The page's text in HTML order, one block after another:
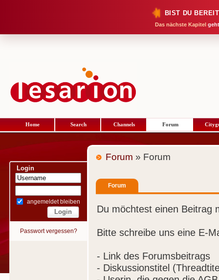
BIST DU
Das nächste Kapitel
Home Search Channels Forum
Login
angemeldet bleiben
Passwort vergessen?
Forum » Forum
Forum
Du möchtest einen Beitrag
Bitte schreibe uns eine E-
- Link des Forumsbeitrags
- Diskussionstitel